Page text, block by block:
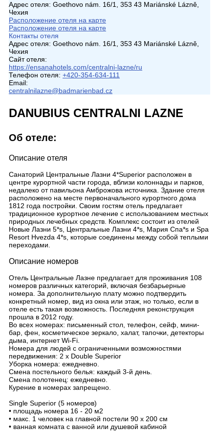
Адрес отеля: Goethovo nám. 16/1, 353 43 Mariánské Lázně,
Чехия
Расположение отеля на карте
Расположение отеля на карте
Контакты отеля
Адрес отеля: Goethovo nám. 16/1, 353 43 Mariánské Lázně,
Чехия
Сайт отеля:
https://ensanahotels.com/centralni-lazne/ru
Телефон отеля: +420-354-634-111
Email:
centralnilazne@badmarienbad.cz
DANUBIUS CENTRALNI LAZNE
Об отеле:
Описание отеля
Санаторий Центральные Лазни 4*Superior расположен в
центре курортной части города, вблизи колоннады и парков,
недалеко от павильона Амброжова источника. Здание отеля
расположено на месте первоначального курортного дома
1812 года постройки. Своим гостям отель предлагает
традиционное курортное лечение с использованием местных
природных лечебных средств. Комплекс состоит из отелей
Новые Лазни 5*s, Центральные Лазни 4*s, Мария Спа*s и Spa
Resort Hvezda 4*s, которые соединены между собой теплыми
переходами.
Описание номеров
Отель Центральные Лазне предлагает для проживания 108
номеров различных категорий, включая безбарьерные
номера. За дополнительную плату можно подтвердить
конкретный номер, вид из окна или этаж, но только, если в
отеле есть такая возможность. Последняя реконструкция
прошла в 2012 году.
Во всех номерах: письменный стол, телефон, сейф, мини-
бар, фен, косметическое зеркало, халат, тапочки, детекторы
дыма, интернет Wi-Fi.
Номера для людей с ограниченными возможностями
передвижения: 2 x Double Superior
Уборка номера: ежедневно.
Смена постельного белья: каждый 3-й день.
Смена полотенец: ежедневно.
Курение в номерах запрещено.
Single Superior (5 номеров)
• площадь номера 16 - 20 м2
• макс. 1 человек на главной постели 90 х 200 см
• ванная комната с ванной или душевой кабиной